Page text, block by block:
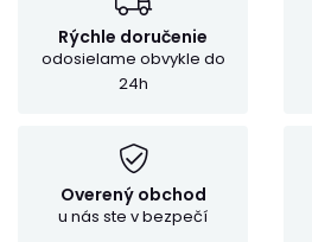
Rýchle doručenie
odosielame obvykle do
24h
Overený obchod
u nás ste v bezpečí